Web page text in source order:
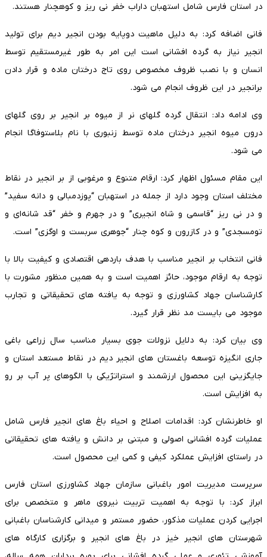
در استان فارس شامل استهبان داراب خفر نی ریز و کوهچنار هستند.
فانی اضافه کرد: به دلیل ماهیت دوپایه بودن انجیر دیم برای تولید
انجیر نیاز به گرده افشانی است این امر به طور غیرمستقیم توسط
انسان و با نصب ظروف مخصوص روی تاج درختان ماده و قرار دادن
برانجیر در این ظروف انجام می شود.
وی ادامه داد: انتقال گرده گلهای نر از میوه بر انجیر بر روی گلهای
درون میوه انجیر درختان ماده توسط زنبوری با نام بلاستوفاگا انجام
می شود.
این مقام مسئول اظهار کرد: ارقام متنوع و مرغوبی از بر انجیر در نقاط
مختلف استان وجود دارد از جمله در استهبان “پوزدمبالی و دانه سفید”
و در نی ریز “قاسمی و شاه انجیری” و در جهرم و خفر “قد شانه‌ای و
تومسجدی” و در کازرون و کوه چنار “جوهری سربست و اوگزی” است.
فانی انتخاب بر انجیر مناسب با هدف باردهی اقتصادی و کیفیت بالا با
توجه به ارقام موجود، حائز اهمیت است و به همین منظور مشورت با
کارشناسان جهاد کشاورزی و توجه به یافته های تحقیقاتی و تجارب
موجود می بایست مد نظر قرار گیرد.
وی بیان کرد: به دلایل نزولات جوی بسیار مناسب سال زراعی باغی
جاری انگیزه توسعه باغستان های انجیر دیم در نقاط مستعد استان و
جایگزینی این محصول ارزشمند و استراتژیکی با الگوهای پر آب بر رو
به افزایش است.
او خاطرنشان کرد: اقدامات اصلاح و احیاء باغ های انجیر فارس شامل
عملیات گرده افشانی اصولی و مبتنی بر دانش و یافته های تحقیقاتی
در راستای افزایش عملکرد کیفی و کمی این محصول است.
سرپرست مدیریت امور باغبانی سازمان جهاد کشاورزی استان فارس
ابراز کرد: با توجه به اهمیت تربیت نیروی ماهر و متخصص برای
اجرایی کردن عملیات مذکور، حضور مستمر و میدانی کارشناسان باغبانی
شهرستان های انجیر خیز در باغ های انجیر و برگزاری کارگاه های